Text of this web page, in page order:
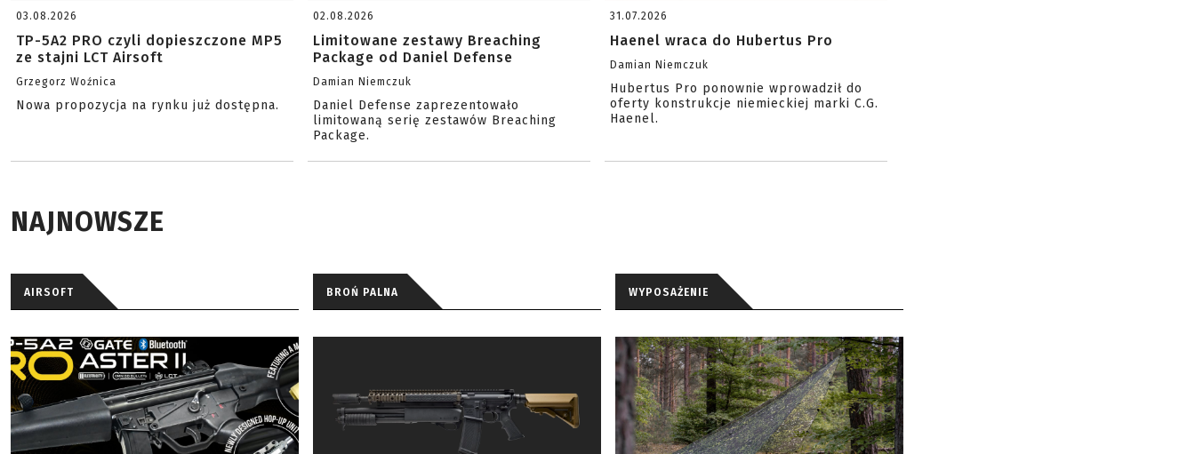
03.08.2026
TP-5A2 PRO czyli dopieszczone MP5
ze stajni LCT Airsoft
Grzegorz Woźnica
Nowa propozycja na rynku już dostępna.
02.08.2026
Limitowane zestawy Breaching
Package od Daniel Defense
Damian Niemczuk
Daniel Defense zaprezentowało
limitowaną serię zestawów Breaching
Package.
31.07.2026
Haenel wraca do Hubertus Pro
Damian Niemczuk
Hubertus Pro ponownie wprowadził do
oferty konstrukcje niemieckiej marki C.G.
Haenel.
NAJNOWSZE
AIRSOFT BROŃ PALNA WYPOSAŻENIE